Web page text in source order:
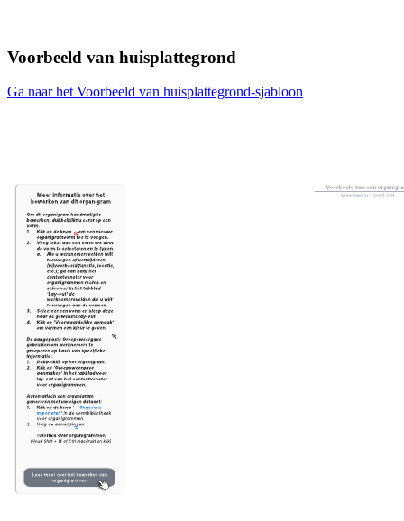
Voorbeeld van huisplattegrond
Ga naar het Voorbeeld van huisplattegrond-sjabloon